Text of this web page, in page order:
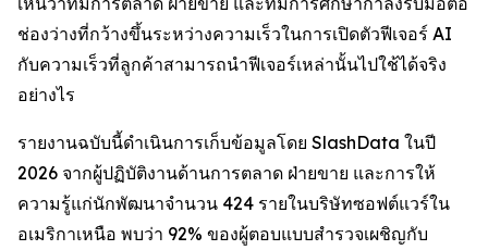
ช่องว่างที่กว้างขึ้นระหว่างความเร็วในการเปิดตัวฟีเจอร์ AI
กับความเร็วที่ลูกค้าสามารถนำฟีเจอร์เหล่านั้นไปใช้ได้จริง
อย่างไร
รายงานฉบับนี้ดำเนินการเก็บข้อมูลโดย SlashData ในปี
2026 จากผู้ปฏิบัติงานด้านการตลาด ฝ่ายขาย และการให้
ความรู้แก่นักพัฒนาจำนวน 424 รายในบริษัทซอฟต์แวร์ใน
อเมริกาเหนือ พบว่า 92% ของผู้ตอบแบบสำรวจเผชิญกับ